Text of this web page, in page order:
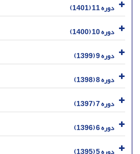
دوره 11 (1401)
دوره 10 (1400)
دوره 9 (1399)
دوره 8 (1398)
دوره 7 (1397)
دوره 6 (1396)